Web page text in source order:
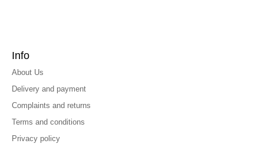
Info
About Us
Delivery and payment
Complaints and returns
Terms and conditions
Privacy policy